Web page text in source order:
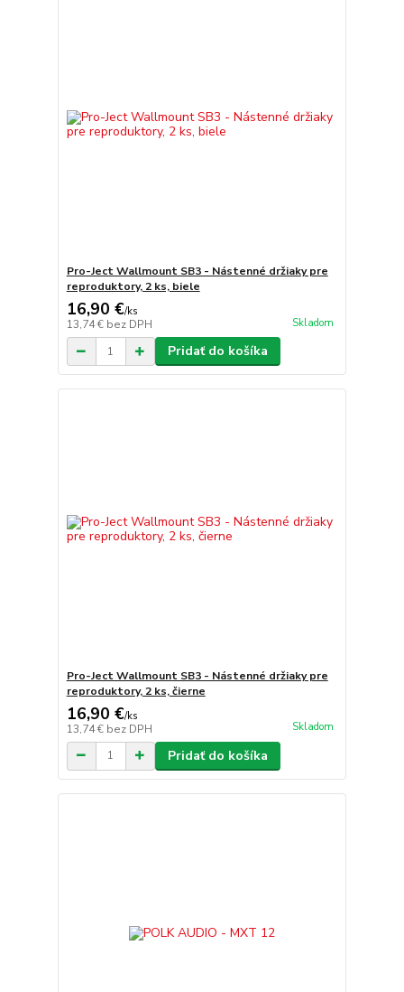
Pro-Ject Wallmount SB3 - Nástenné držiaky pre
reproduktory, 2 ks, biele
16,90 €/ks
13,74 € bez DPH Skladom
Pridať do košíka
Pro-Ject Wallmount SB3 - Nástenné držiaky pre
reproduktory, 2 ks, čierne
16,90 €/ks
13,74 € bez DPH Skladom
Pridať do košíka